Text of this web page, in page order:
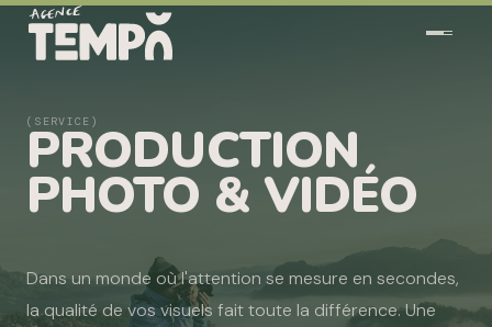
(SERVICE)
PRODUCTION
PHOTO & VIDÉO
Dans un monde où l'attention se mesure en secondes,
la qualité de vos visuels fait toute la différence. Une